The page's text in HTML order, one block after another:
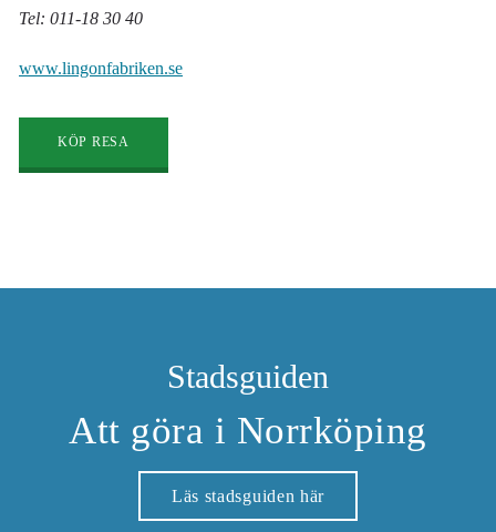
Tel: 011-18 30 40
www.lingonfabriken.se
KÖP RESA
Stadsguiden
Att göra i Norrköping
Läs stadsguiden här